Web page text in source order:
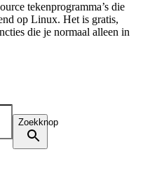
tekenprogramma’s die
op Linux. Het is gratis,
die je normaal alleen in
Zoekknop